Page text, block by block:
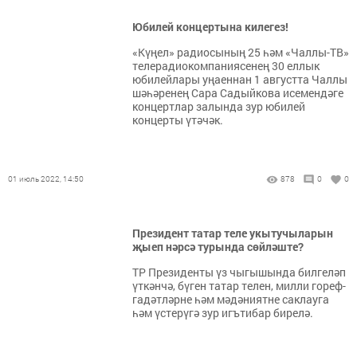
Юбилей концертына килегез!
«Күңел» радиосының 25 һәм «Чаллы-ТВ»
телерадиокомпаниясенең 30 еллык
юбилейлары уңаеннан 1 августта Чаллы
шәһәренең Сара Садыйкова исемендәге
концертлар залында зур юбилей
концерты үтәчәк.
01 июль 2022, 14:50 878 0 0
Президент татар теле укытучыларын
җыеп нәрсә турында сөйләште?
ТР Президенты үз чыгышында билгеләп
үткәнчә, бүген татар телен, милли гореф-
гадәтләрне һәм мәдәниятне саклауга
һәм үстерүгә зур игътибар бирелә.